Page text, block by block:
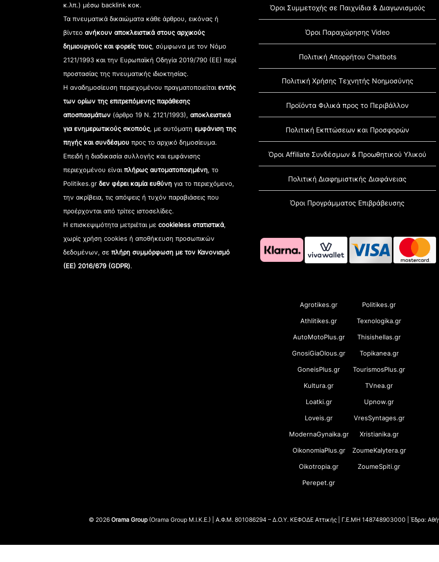
κ.λπ.) μέσω backlink κοκ.
Τα πνευματικά δικαιώματα κάθε άρθρου, εικόνας ή
βίντεοανήκουν αποκλειστικά στους αρχικούς
δημιουργούς και φορείς τους, σύμφωνα με τον Νόμο
2121/1993 και την Ευρωπαϊκή Οδηγία 2019/790 (ΕΕ) περί
προστασίας της πνευματικής ιδιοκτησίας.
Η αναδημοσίευση περιεχομένου πραγματοποιείταιεντός
των ορίων της επιτρεπόμενης παράθεσης
αποσπασμάτων (άρθρο 19 Ν. 2121/1993), αποκλειστικά
για ενημερωτικούς σκοπούς, με αυτόματηεμφάνιση της
πηγής και συνδέσμου προς το αρχικό δημοσίευμα.
Επειδή η διαδικασία συλλογής και εμφάνισης
περιεχομένου είναιπλήρως αυτοματοποιημένη, το
Politikes.grδεν φέρει καμία ευθύνη για το περιεχόμενο,
την ακρίβεια, τις απόψεις ή τυχόν παραβιάσεις που
προέρχονται από τρίτες ιστοσελίδες.
Η επισκεψιμότητα μετριέται μεcookieless στατιστικά,
χωρίς χρήση cookies ή αποθήκευση προσωπικών
δεδομένων, σεπλήρη συμμόρφωση με τον Κανονισμό
(ΕΕ) 2016/679 (GDPR).
Όροι Συμμετοχής σε Παιχνίδια & Διαγωνισμούς
Όροι Παραχώρησης Video
Πολιτική Απορρήτου Chatbots
Πολιτική Χρήσης Τεχνητής Νοημοσύνης
Προϊόντα Φιλικά προς το Περιβάλλον
Πολιτική Εκπτώσεων και Προσφορών
Όροι Affiliate Συνδέσμων & Προωθητικού Υλικού
Πολιτική Διαφημιστικής Διαφάνειας
Όροι Προγράμματος Επιβράβευσης
Agrotikes.gr Politikes.gr
Athlitikes.gr Texnologika.gr
AutoMotoPlus.gr Thisishellas.gr
GnosiGiaOlous.gr Topikanea.gr
GoneisPlus.gr TourismosPlus.gr
Kultura.gr TVnea.gr
Loatki.gr Upnow.gr
Loveis.gr VresSyntages.gr
ModernaGynaika.gr Xristianika.gr
OikonomiaPlus.gr ZoumeKalytera.gr
Oikotropia.gr ZoumeSpiti.gr
Perepet.gr
© 2026Orama Group(Orama Group Μ.Ι.Κ.Ε.) | Α.Φ.Μ. 801086294 – Δ.Ο.Υ. ΚΕΦΟΔΕ Αττικής | Γ.Ε.ΜΗ 148748903000 | Έδρα: